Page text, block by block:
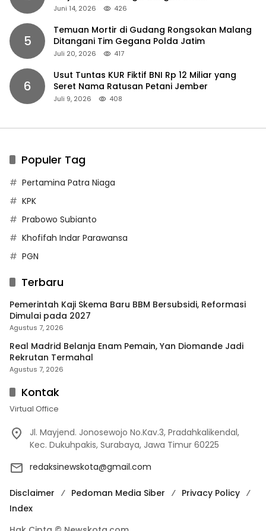
Juni 14, 2026 426
5
Temuan Mortir di Gudang Rongsokan Malang
Ditangani Tim Gegana Polda Jatim
Juli 20, 2026 417
6
Usut Tuntas KUR Fiktif BNI Rp 12 Miliar yang
Seret Nama Ratusan Petani Jember
Juli 9, 2026 408
Populer Tag
Pertamina Patra Niaga
KPK
Prabowo Subianto
Khofifah Indar Parawansa
PGN
Terbaru
Pemerintah Kaji Skema Baru BBM Bersubsidi, Reformasi
Dimulai pada 2027
Agustus 7, 2026
Real Madrid Belanja Enam Pemain, Yan Diomande Jadi
Rekrutan Termahal
Agustus 7, 2026
Kontak
Virtual Office
Jl. Mayjend. Jonosewojo No.Kav.3, Pradahkalikendal,
Kec. Dukuhpakis, Surabaya, Jawa Timur 60225
redaksinewskota@gmail.com
Disclaimer Pedoman Media Siber
Privacy Policy
Index